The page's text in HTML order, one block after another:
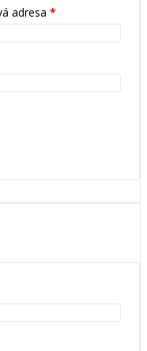
adresa *